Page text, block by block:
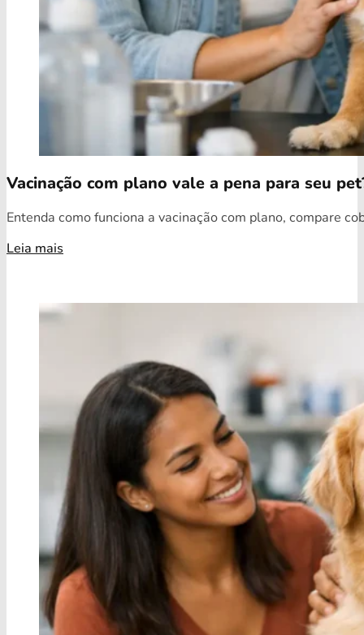
Vacinação com plano vale a pena para seu
Entenda como funciona a vacinação com plano, compare
Leia mais